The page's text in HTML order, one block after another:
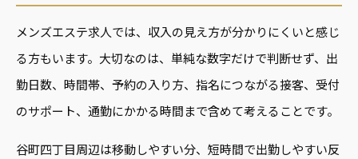
メンズエステ求人では、収入の見え方が分かりにくいと感じ
る方もいます。大切なのは、単純な数字だけで判断せず、出
勤日数、時間帯、予約の入り方、指名につながる接客、受付
のサポート、通勤にかかる時間まで含めて考えることです。
谷町四丁目周辺は移動しやすい分、短時間で出勤しやすい反